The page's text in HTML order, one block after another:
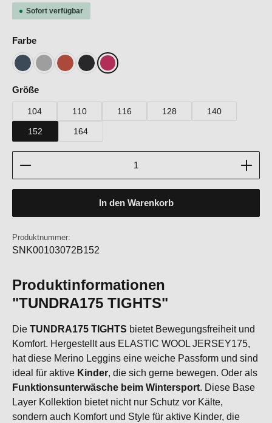
Sofort verfügbar
Farbeauswählen
BlueberryCashmere Grey Melange
Chilli Jet BlackPinky Pink
Größeauswählen
104 110 116 128 140
152 164
Produkt Anzahl: Gib den gewünschten Wert ein
In den Warenkorb
Produktnummer:
SNK00103072B152
Produktinformationen
"TUNDRA175 TIGHTS"
Die TUNDRA175 TIGHTS bietet Bewegungsfreiheit und
Komfort. Hergestellt aus ELASTIC WOOL JERSEY175,
hat diese Merino Leggins eine weiche Passform und sind
ideal für aktive Kinder, die sich gerne bewegen. Oder als
Funktionsunterwäsche beim Wintersport. Diese Base
Layer Kollektion bietet nicht nur Schutz vor Kälte,
sondern auch Komfort und Style für aktive Kinder, die